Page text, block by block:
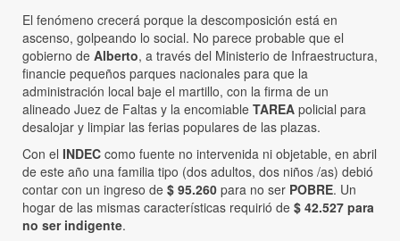
El fenómeno crecerá porque la descomposición está en
ascenso, golpeando lo social. No parece probable que el
gobierno de Alberto, a través del Ministerio de Infraestructura,
financie pequeños parques nacionales para que la
administración local baje el martillo, con la firma de un
alineado Juez de Faltas y la encomiable TAREA policial para
desalojar y limpiar las ferias populares de las plazas.
Con el INDEC como fuente no intervenida ni objetable, en abril
de este año una familia tipo (dos adultos, dos niños /as) debió
contar con un ingreso de $ 95.260 para no ser POBRE. Un
hogar de las mismas características requirió de $ 42.527 para
no ser indigente.